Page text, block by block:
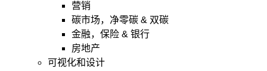
营销
碳市场，净零碳 & 双碳
金融，保险 & 银行
房地产
可视化和设计